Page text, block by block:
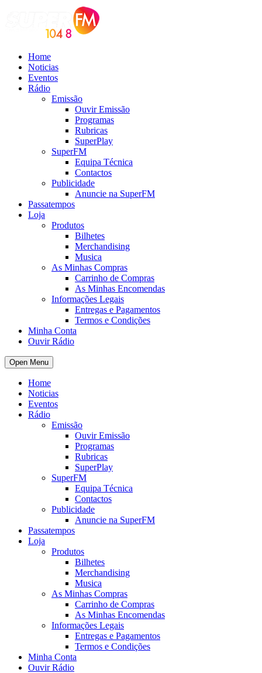
Home
Noticias
Eventos
Rádio
Emissão
Ouvir Emissão
Programas
Rubricas
SuperPlay
SuperFM
Equipa Técnica
Contactos
Publicidade
Anuncie na SuperFM
Passatempos
Loja
Produtos
Bilhetes
Merchandising
Musica
As Minhas Compras
Carrinho de Compras
As Minhas Encomendas
Informações Legais
Entregas e Pagamentos
Termos e Condições
Minha Conta
Ouvir Rádio
Open Menu
Home
Noticias
Eventos
Rádio
Emissão
Ouvir Emissão
Programas
Rubricas
SuperPlay
SuperFM
Equipa Técnica
Contactos
Publicidade
Anuncie na SuperFM
Passatempos
Loja
Produtos
Bilhetes
Merchandising
Musica
As Minhas Compras
Carrinho de Compras
As Minhas Encomendas
Informações Legais
Entregas e Pagamentos
Termos e Condições
Minha Conta
Ouvir Rádio